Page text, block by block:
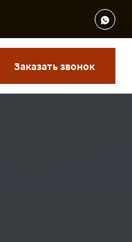
Заказать звонок